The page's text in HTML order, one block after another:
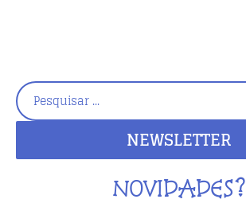
NEWSLETTER
NOVIDADES?